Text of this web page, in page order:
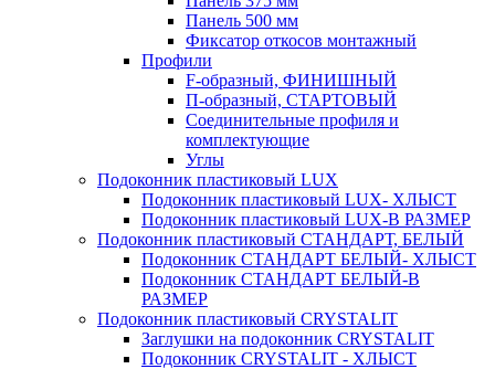
Панель 500 мм
Фиксатор откосов монтажный
Профили
F-образный, ФИНИШНЫЙ
П-образный, СТАРТОВЫЙ
Соединительные профиля и
комплектующие
Углы
Подоконник пластиковый LUX
Подоконник пластиковый LUX- ХЛЫСТ
Подоконник пластиковый LUX-В РАЗМЕР
Подоконник пластиковый СТАНДАРТ, БЕЛЫЙ
Подоконник СТАНДАРТ БЕЛЫЙ- ХЛЫСТ
Подоконник СТАНДАРТ БЕЛЫЙ-В
РАЗМЕР
Подоконник пластиковый CRYSTALIT
Заглушки на подоконник CRYSTALIT
Подоконник CRYSTALIT - ХЛЫСТ